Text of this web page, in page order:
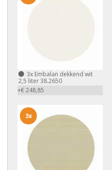
3x Embalan dekkend wit
2,5 liter 38.2650
+€ 248,85
3x